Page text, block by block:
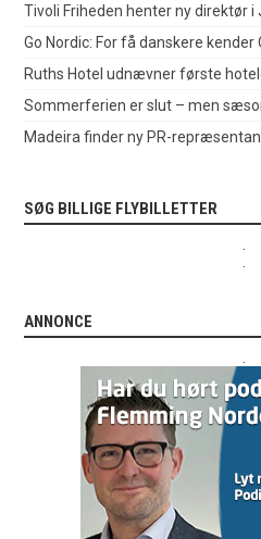
Tivoli Friheden henter ny direktør i
Go Nordic: For få danskere kender
Ruths Hotel udnævner første
Sommerferien er slut – men
Madeira finder ny PR-
SØG BILLIGE FLYBILLETTER
ANNONCE